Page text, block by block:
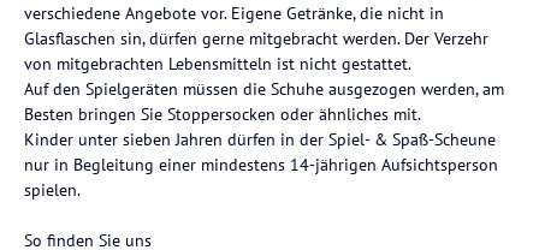
verschiedene Angebote vor. Eigene Getränke, die nicht in
Glasflaschen sin, dürfen gerne mitgebracht werden. Der Verzehr
von mitgebrachten Lebensmitteln ist nicht gestattet.
Auf den Spielgeräten müssen die Schuhe ausgezogen werden, am
Besten bringen Sie Stoppersocken oder ähnliches mit.
Kinder unter sieben Jahren dürfen in der Spiel- & Spaß-Scheune
nur in Begleitung einer mindestens 14-jährigen Aufsichtsperson
spielen.
So finden Sie uns